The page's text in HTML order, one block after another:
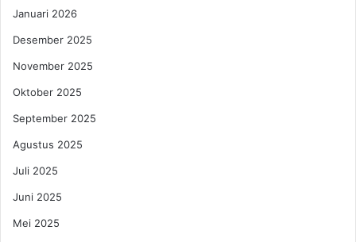
Januari 2026
Desember 2025
November 2025
Oktober 2025
September 2025
Agustus 2025
Juli 2025
Juni 2025
Mei 2025